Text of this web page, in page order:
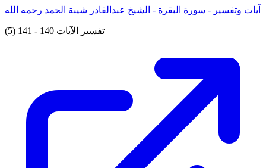
آيات وتفسير - سورة البقرة - الشيخ عبدالقادر شيبة الحمد رحمه الله
(5) تفسير الآيات 140 - 141